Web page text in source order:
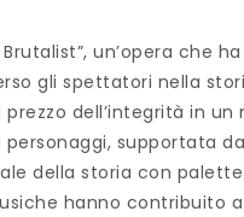
un’opera che
gli spettatori nella
dell’integrità in
supportata
della storia con
hanno contribuito